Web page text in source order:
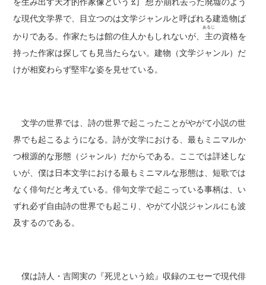
な現代文学界で、目立つのは文学ジャンルと呼ばれる建造物ば
かりである。作家たちは館の住人かもしれないが、 主
あるじ
の資格を
持った作家は探しても見当たらない。建物（文学ジャンル）だ
けが相変わらず堅牢な姿を見せている。
文学の世界では、詩の世界で起こったことがやがて小説の世
界でも起こるようになる。詩が文学における、最もミニマルか
つ根源的な形態（ジャンル）だからである。ここでは詳述しな
いが、僕は日本文学における最もミニマルな形態は、短歌では
なく俳句だと考えている。俳句文学で起こっている事柄は、い
ずれ必ず自由詩の世界でも起こり、やがて小説ジャンルにも波
及するのである。
僕は詩人・吉岡実の『死児という絵』収録のエセーで現代俳